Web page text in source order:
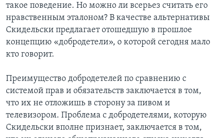
такое поведение. Но можно ли всерьез считать его
нравственным эталоном? В качестве альтернативы
Скидельски предлагает отошедшую в прошлое
концепцию «добродетели», о которой сегодня мало
кто говорит.
Преимущество добродетелей по сравнению с
системой прав и обязательств заключается в том,
что их не отложишь в сторону за пивом и
телевизором. Проблема с добродетелями, которую
Скидельски вполне признает, заключается в том,